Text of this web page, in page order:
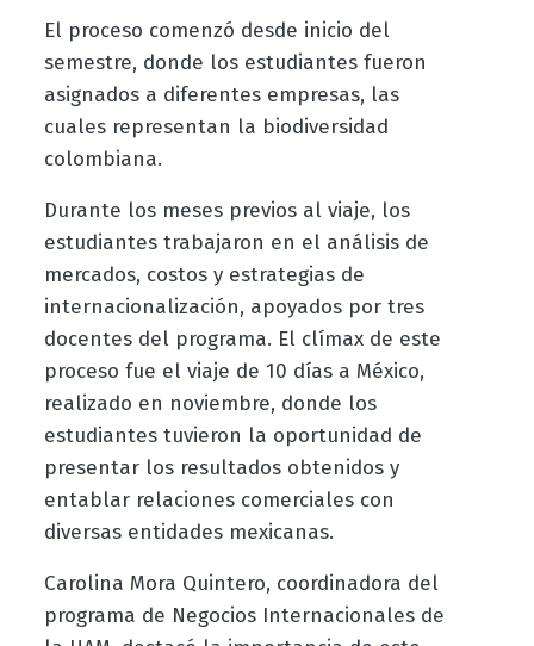
El proceso comenzó desde inicio del
semestre, donde los estudiantes fueron
asignados a diferentes empresas, las
cuales representan la biodiversidad
colombiana.
Durante los meses previos al viaje, los
estudiantes trabajaron en el análisis de
mercados, costos y estrategias de
internacionalización, apoyados por tres
docentes del programa. El clímax de este
proceso fue el viaje de 10 días a México,
realizado en noviembre, donde los
estudiantes tuvieron la oportunidad de
presentar los resultados obtenidos y
entablar relaciones comerciales con
diversas entidades mexicanas.
Carolina Mora Quintero, coordinadora del
programa de Negocios Internacionales de